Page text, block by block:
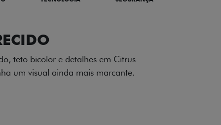
e nas laterais reforçam a identidade
comemorativa.